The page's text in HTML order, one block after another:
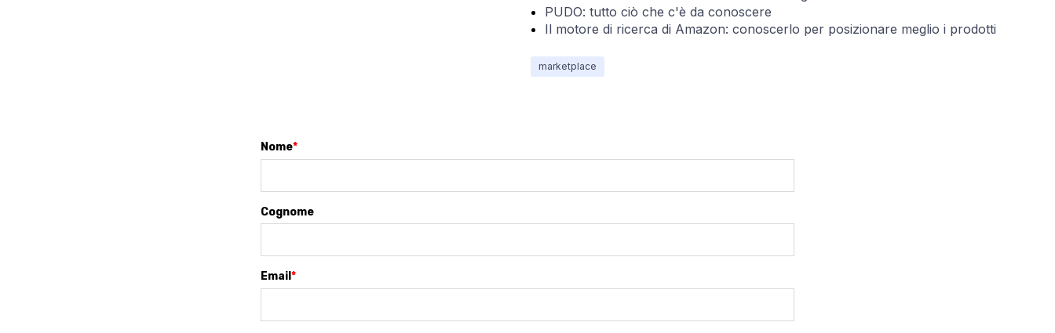
PUDO: tutto ciò che c'è da conoscere
Il motore di ricerca di Amazon: conoscerlo per posizionare meglio i prodotti
marketplace
Nome*
Cognome
Email *